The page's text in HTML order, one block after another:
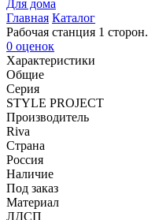
Для дома
Главная Каталог
Рабочая станция 1 сторон.
0 оценок
Характеристики
Общие
Серия
STYLE PROJECT
Производитель
Riva
Страна
Россия
Наличие
Под заказ
Материал
ЛДСП